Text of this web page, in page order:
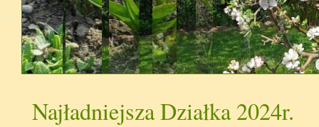
Najładniejsza Działka 2024r.